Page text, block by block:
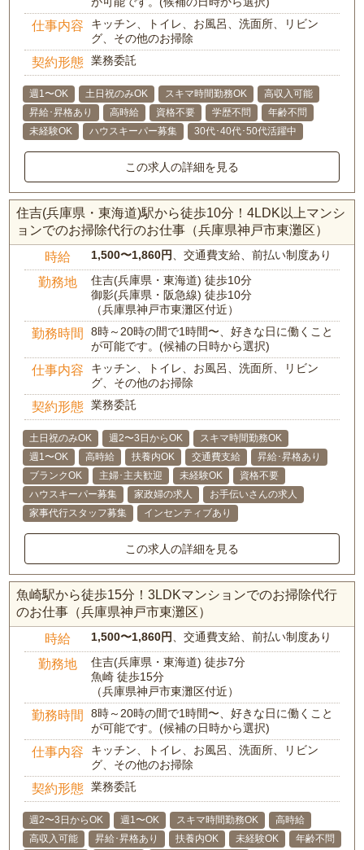
仕事内容
キッチン、トイレ、お風呂、洗面所、リビン
グ、その他のお掃除
契約形態 業務委託
週1〜OK 土日祝のみOK スキマ時間勤務OK
高収入可能
昇給･昇格あり
高時給 資格不要 学歴不問
年齢不問
未経験OK
ハウスキーパー募集 30代･40代･50代活躍中
この求人の詳細を見る
住吉(兵庫県・東海道)駅から徒歩10分！4LDK以上マンシ
ョンでのお掃除代行のお仕事（兵庫県神戸市東灘区）
時給 1,500〜1,860円 、交通費支給、前払い制度あり
勤務地
住吉(兵庫県・東海道) 徒歩10分
御影(兵庫県・阪急線) 徒歩10分
（兵庫県神戸市東灘区付近）
勤務時間
8時～20時の間で1時間〜、好きな日に働くこと
が可能です。(候補の日時から選択)
仕事内容
キッチン、トイレ、お風呂、洗面所、リビン
グ、その他のお掃除
契約形態 業務委託
土日祝のみOK 週2〜3日からOK
スキマ時間勤務OK
週1〜OK
高時給 扶養内OK 交通費支給
昇給･昇格あり
ブランクOK
主婦･主夫歓迎 未経験OK
資格不要
ハウスキーパー募集
家政婦の求人
お手伝いさんの求人
家事代行スタッフ募集
インセンティブあり
この求人の詳細を見る
魚崎駅から徒歩15分！3LDKマンションでのお掃除代行
のお仕事（兵庫県神戸市東灘区）
時給 1,500〜1,860円 、交通費支給、前払い制度あり
勤務地
住吉(兵庫県・東海道) 徒歩7分
魚崎 徒歩15分
（兵庫県神戸市東灘区付近）
勤務時間
8時～20時の間で1時間〜、好きな日に働くこと
が可能です。(候補の日時から選択)
仕事内容
キッチン、トイレ、お風呂、洗面所、リビン
グ、その他のお掃除
契約形態 業務委託
週2〜3日からOK 週1〜OK スキマ時間勤務OK
高時給
高収入可能
昇給･昇格あり 扶養内OK 未経験OK 年齢不問